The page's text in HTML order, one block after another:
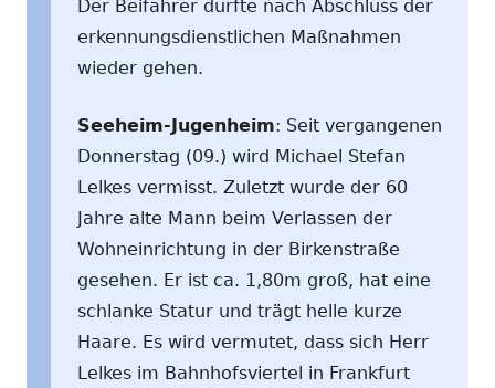
Der Beifahrer durfte nach Abschluss der
erkennungsdienstlichen Maßnahmen
wieder gehen.
Seeheim-Jugenheim: Seit vergangenen
Donnerstag (09.) wird Michael Stefan
Lelkes vermisst. Zuletzt wurde der 60
Jahre alte Mann beim Verlassen der
Wohneinrichtung in der Birkenstraße
gesehen. Er ist ca. 1,80m groß, hat eine
schlanke Statur und trägt helle kurze
Haare. Es wird vermutet, dass sich Herr
Lelkes im Bahnhofsviertel in Frankfurt